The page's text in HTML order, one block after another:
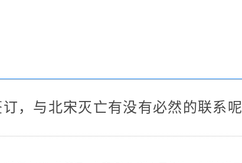
订，与北宋灭亡有没有必然的联系呢